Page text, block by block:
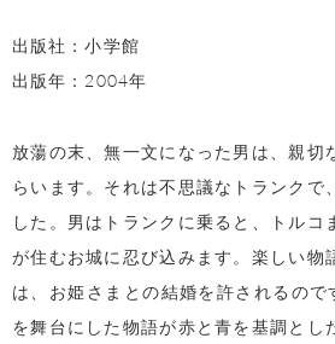
出版社：小学館
出版年：2004年
放蕩の末、無一文になった男は、親切
らいます。それは不思議なトランクで
した。男はトランクに乗ると、トルコ
が住むお城に忍び込みます。楽しい物
は、お姫さまとの結婚を許されるの
を舞台にした物語が赤と青を基調とし